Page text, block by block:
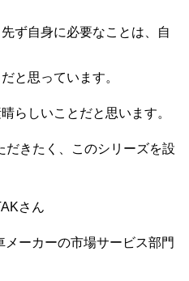
ず自身に必要なことは、自
と思っています。
らしいことだと思います。
だきたく、このシリーズを設
さん
ーカーの市場サービス部門